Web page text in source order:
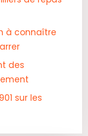
à connaître
des
sur les